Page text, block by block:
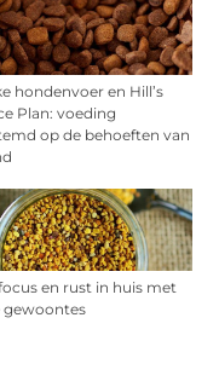
hondenvoer en Hill’s
Plan: voeding
op de behoeften van
en rust in huis met
gewoontes